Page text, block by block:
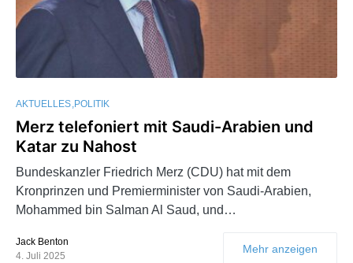
AKTUELLES POLITIK
Merz telefoniert mit Saudi-Arabien und
Katar zu Nahost
Bundeskanzler Friedrich Merz (CDU) hat mit dem
Kronprinzen und Premierminister von Saudi-Arabien,
Mohammed bin Salman Al Saud, und…
Jack Benton
4. Juli 2025
Mehr anzeigen